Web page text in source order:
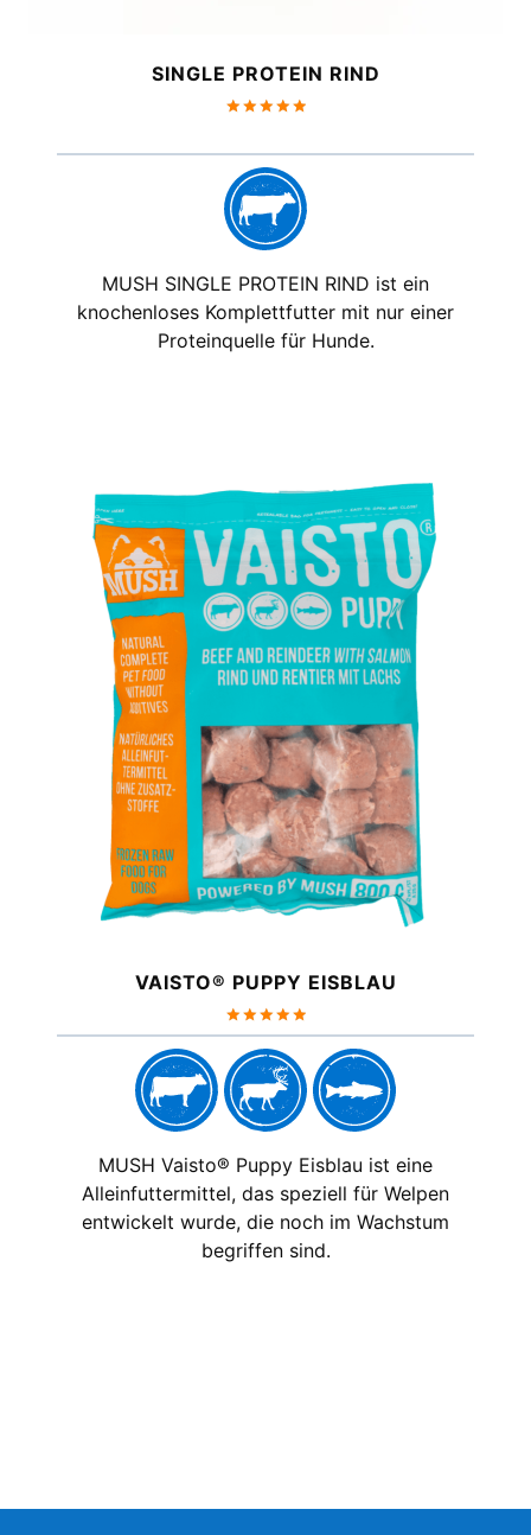
SINGLE PROTEIN RIND
5.00
von 5
MUSH SINGLE PROTEIN RIND ist ein
knochenloses Komplettfutter mit nur einer
Proteinquelle für Hunde.
VAISTO® PUPPY EISBLAU
Bewertet
mit
5.00
von 5
MUSH Vaisto® Puppy Eisblau ist eine
Alleinfuttermittel, das speziell für Welpen
entwickelt wurde, die noch im Wachstum
begriffen sind.